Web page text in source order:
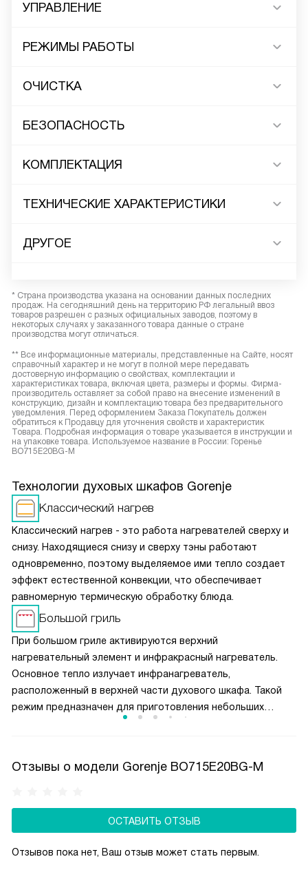
УПРАВЛЕНИЕ
РЕЖИМЫ РАБОТЫ
ОЧИСТКА
БЕЗОПАСНОСТЬ
КОМПЛЕКТАЦИЯ
ТЕХНИЧЕСКИЕ ХАРАКТЕРИСТИКИ
ДРУГОЕ
* Страна производства указана на основании данных последних
продаж. На сегодняшний день на территорию РФ легальный ввоз
товаров разрешен с разных официальных заводов, поэтому в
некоторых случаях у заказанного товара данные о стране
производства могут отличаться.
** Все информационные материалы, представленные на Сайте, носят
справочный характер и не могут в полной мере передавать
достоверную информацию о свойствах, комплектации и
характеристиках товара, включая цвета, размеры и формы. Фирма-
производитель оставляет за собой право на внесение изменений в
конструкцию, дизайн и комплектацию товара без предварительного
уведомления. Перед оформлением Заказа Покупатель должен
обратиться к Продавцу для уточнения свойств и характеристик
Товара. Подробная информация о товаре указывается в инструкции и
на упаковке товара. Используемое название в России: Горенье
BO715E20BG-M
Технологии духовых шкафов Gorenje
Классический нагрев
Классический нагрев - это работа нагревателей сверху и
снизу. Находящиеся снизу и сверху тэны работают
одновременно, поэтому выделяемое ими тепло создает
эффект естественной конвекции, что обеспечивает
равномерную термическую обработку блюда.
Большой гриль
При большом гриле активируются верхний
нагревательный элемент и инфракрасный нагреватель.
Основное тепло излучает инфранагреватель,
расположенный в верхней части духового шкафа. Такой
режим предназначен для приготовления небольших
Отзывы о модели Gorenje BO715E20BG-M
ОСТАВИТЬ ОТЗЫВ
Отзывов пока нет, Ваш отзыв может стать первым.